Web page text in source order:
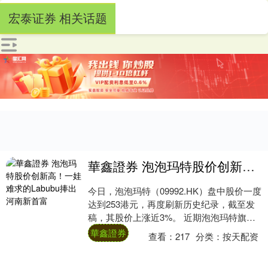
宏泰证券 相关话题
華鑫證券 泡泡玛特股价创新高！一娃难求的Labubu捧出河南新首富
今日，泡泡玛特（09992.HK）盘中股价一度
达到253港元，再度刷新历史纪录，截至发
稿，其股价上涨近3%。 近期泡泡玛特旗下
Labubu爆火，一娃难求，一些联....
華鑫證券 查看：217 分类：按天配资